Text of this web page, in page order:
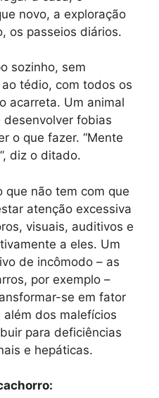
novo, a exploração
os passeios diários.
sozinho, sem
tédio, com todos os
acarreta. Um animal
fobias
o que fazer. “Mente
diz o ditado.
que não tem com que
atenção excessiva
visuais, auditivos e
a eles. Um
de incômodo – as
por exemplo –
se em fator
dos malefícios
para deficiências
e hepáticas.